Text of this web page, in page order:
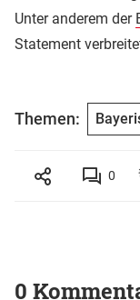
Unter anderem der
Statement
Themen:
0
0